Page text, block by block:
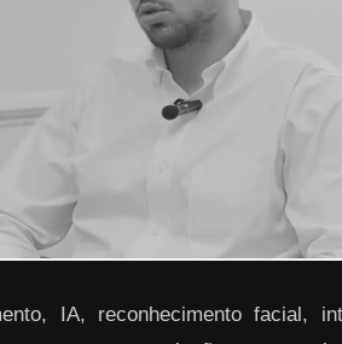
IA, reconhecimento facial,